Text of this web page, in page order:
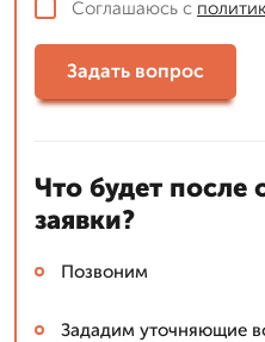
Соглашаюсь с
Задать вопрос
Что будет после
заявки?
Позвоним
Зададим уточняющие